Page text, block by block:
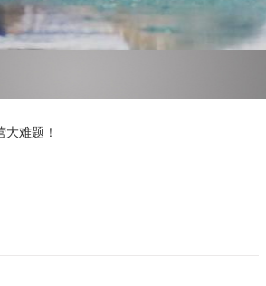
难题！